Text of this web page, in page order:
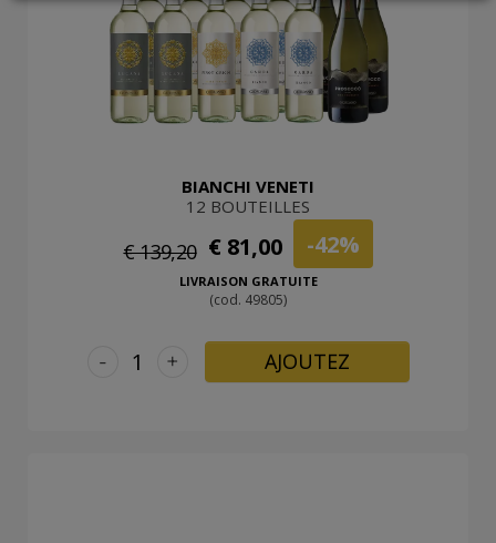
BIANCHI VENETI
12 BOUTEILLES
€ 139,20 € 81,00 -42%
LIVRAISON GRATUITE
(cod. 49805)
+
- AJOUTEZ